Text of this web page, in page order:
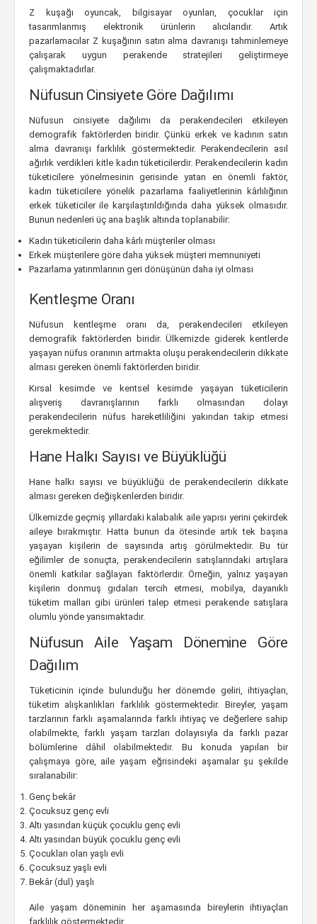
Z kuşağı oyuncak, bilgisayar oyunları, çocuklar için
tasarımlanmış elektronik ürünlerin alıcılarıdır. Artık
pazarlamacılar Z kuşağının satın alma davranışı tahminlemeye
çalışarak uygun perakende stratejileri geliştirmeye
çalışmaktadırlar.
Nüfusun Cinsiyete Göre Dağılımı
Nüfusun cinsiyete dağılımı da perakendecileri etkileyen
demografik faktörlerden biridir. Çünkü erkek ve kadının satın
alma davranışı farklılık göstermektedir. Perakendecilerin asıl
ağırlık verdikleri kitle kadın tüketicilerdir. Perakendecilerin kadın
tüketicilere yönelmesinin gerisinde yatan en önemli faktör,
kadın tüketicilere yönelik pazarlama faaliyetlerinin kârlılığının
erkek tüketiciler ile karşılaştırıldığında daha yüksek olmasıdır.
Bunun nedenleri üç ana başlık altında toplanabilir:
Kadın tüketicilerin daha kârlı müşteriler olması
Erkek müşterilere göre daha yüksek müşteri memnuniyeti
Pazarlama yatırımlarının geri dönüşünün daha iyi olması
Kentleşme Oranı
Nüfusun kentleşme oranı da, perakendecileri etkileyen
demografik faktörlerden biridir. Ülkemizde giderek kentlerde
yaşayan nüfus oranının artmakta oluşu perakendecilerin dikkate
alması gereken önemli faktörlerden biridir.
Kırsal kesimde ve kentsel kesimde yaşayan tüketicilerin
alışveriş davranışlarının farklı olmasından dolayı
perakendecilerin nüfus hareketliliğini yakından takip etmesi
gerekmektedir.
Hane Halkı Sayısı ve Büyüklüğü
Hane halkı sayısı ve büyüklüğü de perakendecilerin dikkate
alması gereken değişkenlerden biridir.
Ülkemizde geçmiş yıllardaki kalabalık aile yapısı yerini çekirdek
aileye bırakmıştır. Hatta bunun da ötesinde artık tek başına
yaşayan kişilerin de sayısında artış görülmektedir. Bu tür
eğilimler de sonuçta, perakendecilerin satışlarındaki artışlara
önemli katkılar sağlayan faktörlerdir. Örneğin, yalnız yaşayan
kişilerin donmuş gıdaları tercih etmesi, mobilya, dayanıklı
tüketim malları gibi ürünleri talep etmesi perakende satışlara
olumlu yönde yansımaktadır.
Nüfusun Aile Yaşam Dönemine Göre
Dağılım
Tüketicinin içinde bulunduğu her dönemde geliri, ihtiyaçları,
tüketim alışkanlıkları farklılık göstermektedir. Bireyler, yaşam
tarzlarının farklı aşamalarında farklı ihtiyaç ve değerlere sahip
olabilmekte, farklı yaşam tarzları dolayısıyla da farklı pazar
bölümlerine dâhil olabilmektedir. Bu konuda yapılan bir
çalışmaya göre, aile yaşam eğrisindeki aşamalar şu şekilde
sıralanabilir:
Genç bekâr
Çocuksuz genç evli
Altı yasından küçük çocuklu genç evli
Altı yasından büyük çocuklu genç evli
Çocukları olan yaşlı evli
Çocuksuz yaşlı evli
Bekâr (dul) yaşlı
Aile yaşam döneminin her aşamasında bireylerin ihtiyaçları
farklılık göstermektedir.